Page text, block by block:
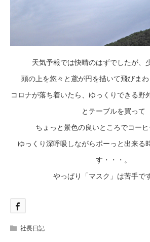
天気予報では快晴のはずでしたが、
頭の上を悠々と鳶が円を描いて飛びまわ
コロナが落ち着いたら、ゆっくりできる野
とテーブルを買って
ちょっと景色の良いところでコー
ゆっくり深呼吸しながらボーっと出来る
す・・・。
やっぱり「マスク」は苦手で
社長日記